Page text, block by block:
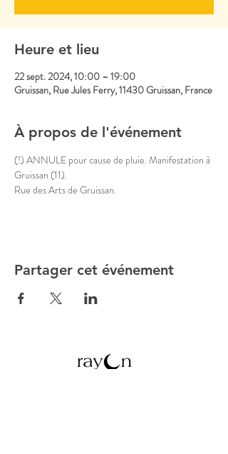
Heure et lieu
22 sept. 2024, 10:00 – 19:00
Gruissan, Rue Jules Ferry, 11430 Gruissan, France
À propos de l'événement
(!) ANNULE pour cause de pluie. Manifestation à
Gruissan (11).
Rue des Arts de Gruissan.
Partager cet événement